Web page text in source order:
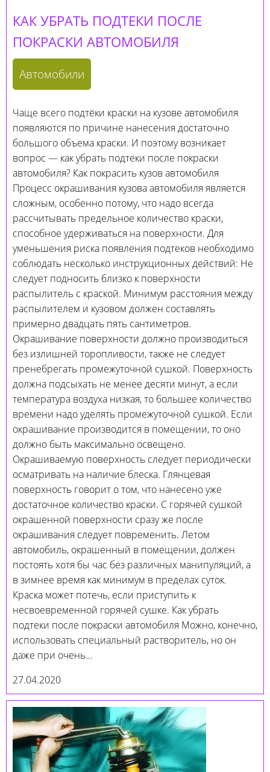
КАК УБРАТЬ ПОДТЕКИ ПОСЛЕ
ПОКРАСКИ АВТОМОБИЛЯ
Автомобили
Чаще всего подтёки краски на кузове автомобиля
появляются по причине нанесения достаточно
большого объема краски. И поэтому возникает
вопрос — как убрать подтеки после покраски
автомобиля? Как покрасить кузов автомобиля
Процесс окрашивания кузова автомобиля является
сложным, особенно потому, что надо всегда
рассчитывать предельное количество краски,
способное удерживаться на поверхности. Для
уменьшения риска появления подтеков необходимо
соблюдать несколько инструкционных действий: Не
следует подносить близко к поверхности
распылитель с краской. Минимум расстояния между
распылителем и кузовом должен составлять
примерно двадцать пять сантиметров.
Окрашивание поверхности должно производиться
без излишней торопливости, также не следует
пренебрегать промежуточной сушкой. Поверхность
должна подсыхать не менее десяти минут, а если
температура воздуха низкая, то большее количество
времени надо уделять промежуточной сушкой. Если
окрашивание производится в помещении, то оно
должно быть максимально освещено.
Окрашиваемую поверхность следует периодически
осматривать на наличие блеска. Глянцевая
поверхность говорит о том, что нанесено уже
достаточное количество краски. С горячей сушкой
окрашенной поверхности сразу же после
окрашивания следует повременить. Летом
автомобиль, окрашенный в помещении, должен
постоять хотя бы час без различных манипуляций, а
в зимнее время как минимум в пределах суток.
Краска может потечь, если приступить к
несвоевременной горячей сушке. Как убрать
подтеки после покраски автомобиля Можно, конечно,
использовать специальный растворитель, но он
даже при очень…
27.04.2020